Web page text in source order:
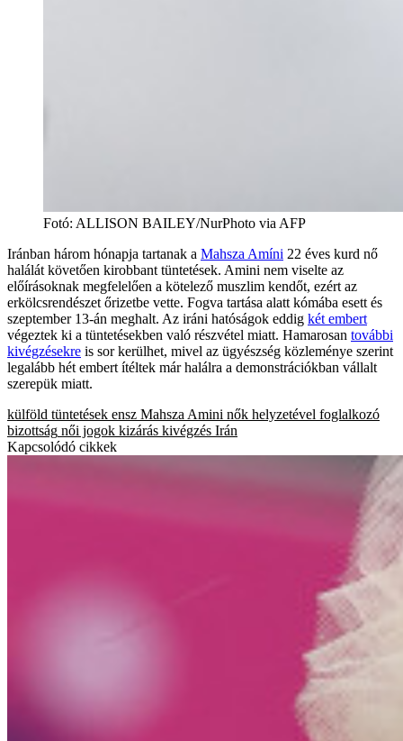
Fotó: ALLISON BAILEY/NurPhoto via AFP
Iránban három hónapja tartanak a Mahsza Amíni 22 éves kurd nő
halálát követően kirobbant tüntetések. Amini nem viselte az
előírásoknak megfelelően a kötelező muszlim kendőt, ezért az
erkölcsrendészet őrizetbe vette. Fogva tartása alatt kómába esett és
szeptember 13-án meghalt. Az iráni hatóságok eddig két embert
végeztek ki a tüntetésekben való részvétel miatt. Hamarosan további
kivégzésekre is sor kerülhet, mivel az ügyészség közleménye szerint
legalább hét embert ítéltek már halálra a demonstrációkban vállalt
szerepük miatt.
külföld tüntetések ensz Mahsza Amini nők helyzetével foglalkozó
bizottság női jogok kizárás kivégzés Irán
Kapcsolódó cikkek